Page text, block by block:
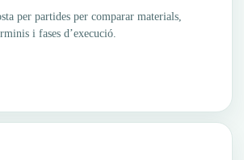
per partides per comparar materials,
i fases d’execució.